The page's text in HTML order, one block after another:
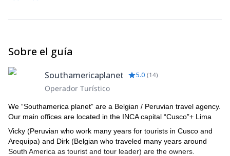
Sobre el guía
Southamericaplanet 5.0 (14)
Operador Turístico
We “Southamerica planet” are a Belgian / Peruvian travel agency.
Our main offices are located in the INCA capital “Cusco”+ Lima
Vicky (Peruvian who work many years for tourists in Cusco and
Arequipa) and Dirk (Belgian who traveled many years around
South America as tourist and tour leader) are the owners.